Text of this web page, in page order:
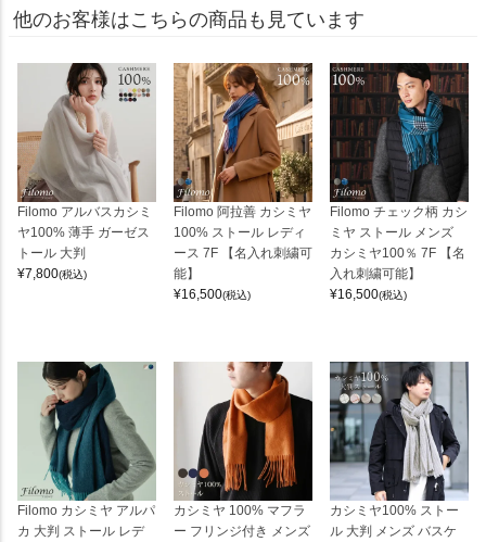
他のお客様はこちらの商品も見ています
Filomo アルバスカシミ
ヤ100% 薄手 ガーゼス
トール 大判
¥7,800(税込)
Filomo 阿拉善 カシミヤ
100% ストール レディ
ース 7F 【名入れ刺繍可
能】
¥16,500(税込)
Filomo チェック柄 カシ
ミヤ ストール メンズ
カシミヤ100％ 7F 【名
入れ刺繍可能】
¥16,500(税込)
Filomo カシミヤ アルパ
カ 大判 ストール レデ
カシミヤ 100% マフラ
ー フリンジ付き メンズ
カシミヤ100% ストー
ル 大判 メンズ バスケ